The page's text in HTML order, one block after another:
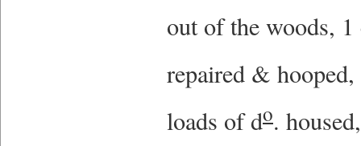
out of the woods,
repaired &
loads of do.